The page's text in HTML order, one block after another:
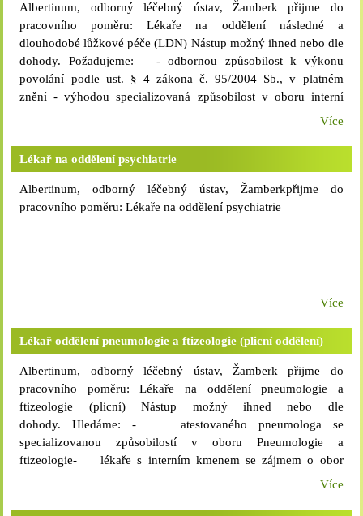
Albertinum, odborný léčebný ústav, Žamberk přijme do
pracovního poměru: Lékaře na oddělení následné a
dlouhodobé lůžkové péče (LDN) Nástup možný ihned nebo dle
dohody. Požadujeme: - odbornou způsobilost k výkonu
povolání podle ust. § 4 zákona č. 95/2004 Sb., v platném
znění - výhodou specializovaná způsobilost v oboru interní
lékařství, geriatrie - trestní bezúhonnost - zdravotní způsobilost
vítána Nabízíme: - nadstandardní platové podmínky
odpovídající zařazení dle nařízení vlády č. 341/2017 Sb.,
osobní příplatek, zvláštní příplatek- náborový příspěvek-
možnost plného i zkráceného pracovního úvazku- možnost
vzdělávacích akcích v našem zařízení- příjemný kolektiv,
možnost seberealizace a osobního rozvoje Bližší informace:na
tel. č. 465 677 941, 723 902 541, svou nabídku s kopiemi
požadovaných dokladů o získané kvalifikaci, životopisem a
přehledem o průběhu předchozí praxe zašlete poštou na adresu
Albertinum, odborný léčebný ústav, Žamberk, Za kopečkem
353, 564 01 Žamberk příp. e-mailem na
adresu albertinum@albertinum-olu.cz.
Více
Lékař na oddělení psychiatrie
Albertinum, odborný léčebný ústav, Žamberkpřijme do
pracovního poměru: Lékaře na oddělení psychiatrie
Více
Lékař oddělení pneumologie a ftizeologie (plicní oddělení)
Albertinum, odborný léčebný ústav, Žamberk přijme do
pracovního poměru: Lékaře na oddělení pneumologie a
ftizeologie (plicní) Nástup možný ihned nebo dle
dohody. Hledáme: - atestovaného pneumologa se
specializovanou způsobilostí v oboru Pneumologie a
ftizeologie- lékaře s interním kmenem se zájmem o obor
Pneumologie a ftizeologie- lékaře
Více